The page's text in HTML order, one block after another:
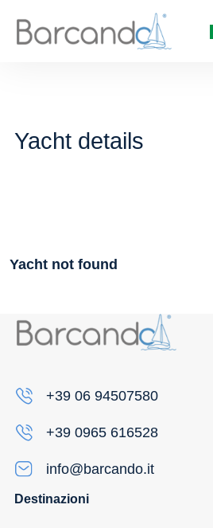
Yacht details
Yacht not found
+39 06 94507580
+39 0965 616528
info@barcando.it
Destinazioni